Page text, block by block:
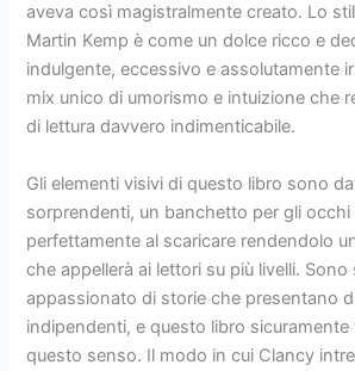
aveva così magistralmente creato. Lo
Martin Kemp è come un dolce ricco e
indulgente, eccessivo e assolutamente
mix unico di umorismo e intuizione che
di lettura davvero indimenticabile.
Gli elementi visivi di questo libro sono
sorprendenti, un banchetto per gli occhi
perfettamente al scaricare rendendolo
che appellerà ai lettori su più livelli.
appassionato di storie che presentano
indipendenti, e questo libro sicuramente
questo senso. Il modo in cui Clancy